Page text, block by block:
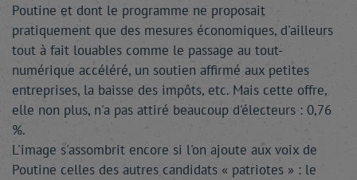
Poutine et dont le programme ne proposait
pratiquement que des mesures économiques, d'ailleurs
tout à fait louables comme le passage au tout-
numérique accéléré, un soutien affirmé aux petites
entreprises, la baisse des impôts, etc. Mais cette offre,
elle non plus, n'a pas attiré beaucoup d'électeurs : 0,76
%.
L'image s'assombrit encore si l'on ajoute aux voix de
Poutine celles des autres candidats « patriotes » : le